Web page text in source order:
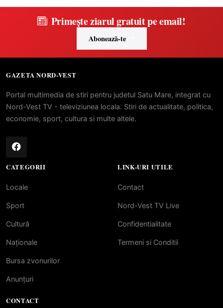
Primește ziarul gratuit pe email!
Abonează-te
GAZETA NORD-VEST
Portal multimedia de stiri pentru judetul Satu Mare, integrat cu
Nord-Vest TV - televiziunea locala. Stiri de actualitate, politica,
economie, sport, cultura si multe altele.
CATEGORII
Locale
Sport
Cultură
Naționale
Bursa zvonurilor
Anunțuri
LINK-URI UTILE
Contact
Nord-Vest TV Live
Confidentialitate
Termeni si Conditii
CONTACT